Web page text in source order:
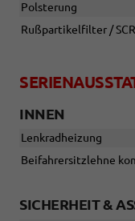
Polsterung
Rußpartikelfilter / SCR
INNEN
Lenkradheizung
Beifahrersitzlehne
SICHERHEIT &